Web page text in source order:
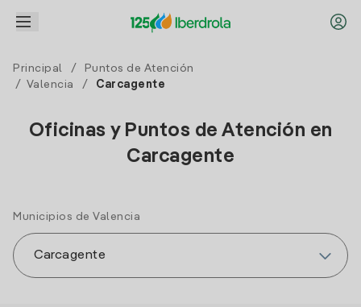
Principal /
Puntos de Atención
/ Valencia / Carcagente
Oficinas y Puntos de Atención en
Carcagente
Municipios de Valencia